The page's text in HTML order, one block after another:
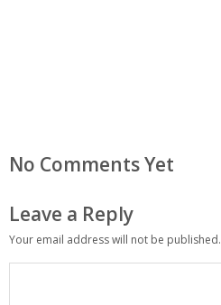
No Comments Yet
Leave a Reply
Your email address will not be published.